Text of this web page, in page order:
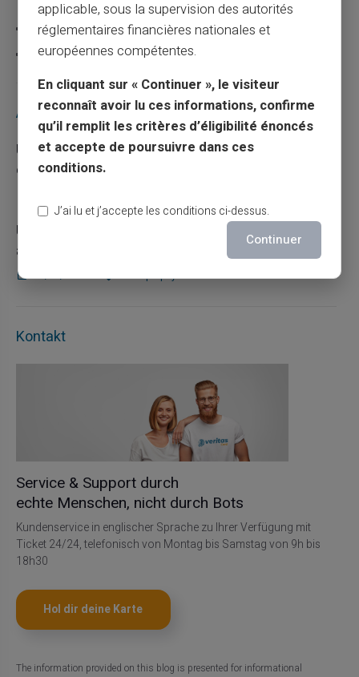
Carte prépayée
Escroquerie
Articles récents
Une carte bancaire gratuite sans compte, ça
existe ?
Utilisation responsable du paiement mobile
avec la carte Veritas
27/07/2026 Carte prépayée
Kontakt
Service & Support durch
echte Menschen, nicht durch Bots
Kundenservice in englischer Sprache zu Ihrer Verfügung mit
Ticket 24/24, telefonisch von Montag bis Samstag von 9h bis
18h30
Hol dir deine Karte
The information provided on this blog is presented for informational
applicable, sous la supervision des autorités
réglementaires financières nationales et
européennes compétentes.
En cliquant sur « Continuer », le visiteur
reconnaît avoir lu ces informations, confirme
qu’il remplit les critères d’éligibilité énoncés
et accepte de poursuivre dans ces
conditions.
J’ai lu et j’accepte les conditions ci-dessus.
Continuer